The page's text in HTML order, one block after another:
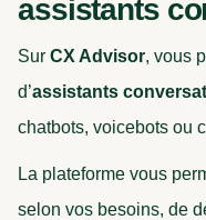
assistants
Sur CX Advisor, vous
d’assistants
chatbots, voicebots ou
La plateforme vous
selon vos besoins, de